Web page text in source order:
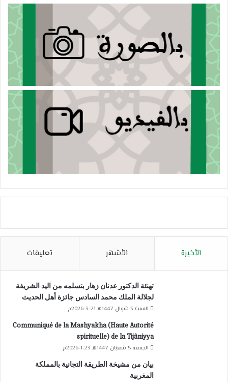
الأخيرة الأشهر تعليقات
تهنئة الدكتور عدنان زهار بتسلمه من اليد الشريفة
لجلالة الملك محمد السادس جائزة أهل الحديث
السبت 3 شوال 1447هـ 21-3-2026م
Communiqué de la Mashyakha (Haute Autorité
spirituelle) de la Tijâniyya
الجمعة 5 شعبان 1447هـ 23-1-2026م
بيان من مشيخة الطريقة التجانية بالمملكة
المغربية